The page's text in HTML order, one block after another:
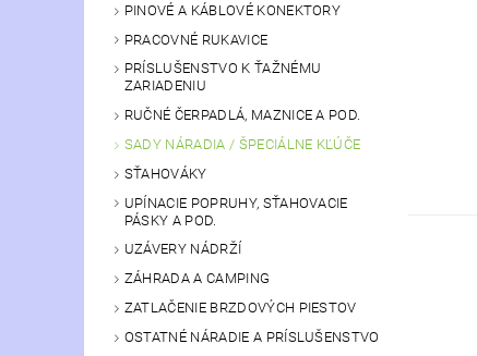
PINOVÉ A KÁBLOVÉ KONEKTORY
PRACOVNÉ RUKAVICE
PRÍSLUŠENSTVO K ŤAŽNÉMU
ZARIADENIU
RUČNÉ ČERPADLÁ, MAZNICE A POD.
SADY NÁRADIA / ŠPECIÁLNE KĽÚČE
SŤAHOVÁKY
UPÍNACIE POPRUHY, SŤAHOVACIE
PÁSKY A POD.
UZÁVERY NÁDRŽÍ
ZÁHRADA A CAMPING
ZATLAČENIE BRZDOVÝCH PIESTOV
OSTATNÉ NÁRADIE A PRÍSLUŠENSTVO